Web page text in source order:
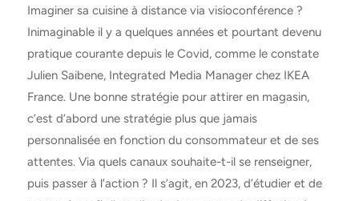
Imaginer sa cuisine à distance via visioconférence ?
Inimaginable il y a quelques années et pourtant devenu
pratique courante depuis le Covid, comme le constate
Julien Saibene, Integrated Media Manager chez IKEA
France. Une bonne stratégie pour attirer en magasin,
c’est d’abord une stratégie plus que jamais
personnalisée en fonction du consommateur et de ses
attentes. Via quels canaux souhaite-t-il se renseigner,
puis passer à l’action ? Il s’agit, en 2023, d’étudier et de